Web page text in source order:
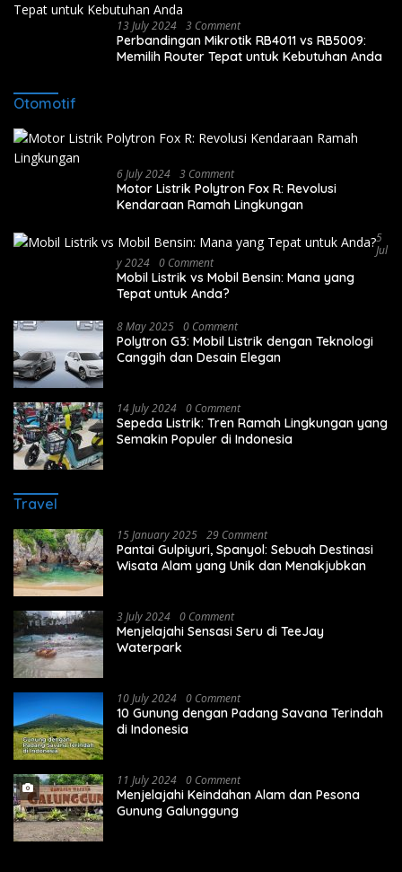
13 July 2024 3 Comment
Perbandingan Mikrotik RB4011 vs RB5009:
Memilih Router Tepat untuk Kebutuhan Anda
Otomotif
6 July 2024 3 Comment
Motor Listrik Polytron Fox R: Revolusi
Kendaraan Ramah Lingkungan
5
Jul
Y 2024 0 Comment
Mobil Listrik vs Mobil Bensin: Mana yang
Tepat untuk Anda?
8 May 2025 0 Comment
Polytron G3: Mobil Listrik dengan Teknologi
Canggih dan Desain Elegan
14 July 2024 0 Comment
Sepeda Listrik: Tren Ramah Lingkungan yang
Semakin Populer di Indonesia
Travel
15 January 2025 29 Comment
Pantai Gulpiyuri, Spanyol: Sebuah Destinasi
Wisata Alam yang Unik dan Menakjubkan
3 July 2024 0 Comment
Menjelajahi Sensasi Seru di TeeJay
Waterpark
10 July 2024 0 Comment
10 Gunung dengan Padang Savana Terindah
di Indonesia
11 July 2024 0 Comment
Menjelajahi Keindahan Alam dan Pesona
Gunung Galunggung